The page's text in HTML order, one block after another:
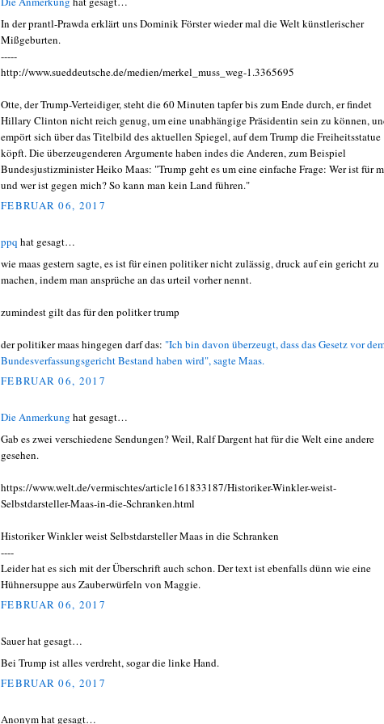
In der prantl-Prawda erklärt uns Dominik Förster wieder mal die Welt künstlerischer
Mißgeburten.
-----
http://www.sueddeutsche.de/medien/merkel_muss_weg-1.3365695
Otte, der Trump-Verteidiger, steht die 60 Minuten tapfer bis zum Ende durch, er findet
Hillary Clinton nicht reich genug, um eine unabhängige Präsidentin sein zu können,
empört sich über das Titelbild des aktuellen Spiegel, auf dem Trump die Freiheitsstatue
köpft. Die überzeugenderen Argumente haben indes die Anderen, zum Beispiel
Bundesjustizminister Heiko Maas: "Trump geht es um eine einfache Frage: Wer ist für
und wer ist gegen mich? So kann man kein Land führen."
FEBRUAR 06, 2017
ppq hat gesagt…
wie maas gestern sagte, es ist für einen politiker nicht zulässig, druck auf ein gericht zu
machen, indem man ansprüche an das urteil vorher nennt.
zumindest gilt das für den politker trump
der politiker maas hingegen darf das: "Ich bin davon überzeugt, dass das Gesetz vor
Bundesverfassungsgericht Bestand haben wird", sagte Maas.
FEBRUAR 06, 2017
Die Anmerkung hat gesagt…
Gab es zwei verschiedene Sendungen? Weil, Ralf Dargent hat für die Welt eine andere
gesehen.
https://www.welt.de/vermischtes/article161833187/Historiker-Winkler-weist-
Selbstdarsteller-Maas-in-die-Schranken.html
Historiker Winkler weist Selbstdarsteller Maas in die Schranken
----
Leider hat es sich mit der Überschrift auch schon. Der text ist ebenfalls dünn wie eine
Hühnersuppe aus Zauberwürfeln von Maggie.
FEBRUAR 06, 2017
Sauer hat gesagt…
Bei Trump ist alles verdreht, sogar die linke Hand.
FEBRUAR 06, 2017
Anonym hat gesagt…